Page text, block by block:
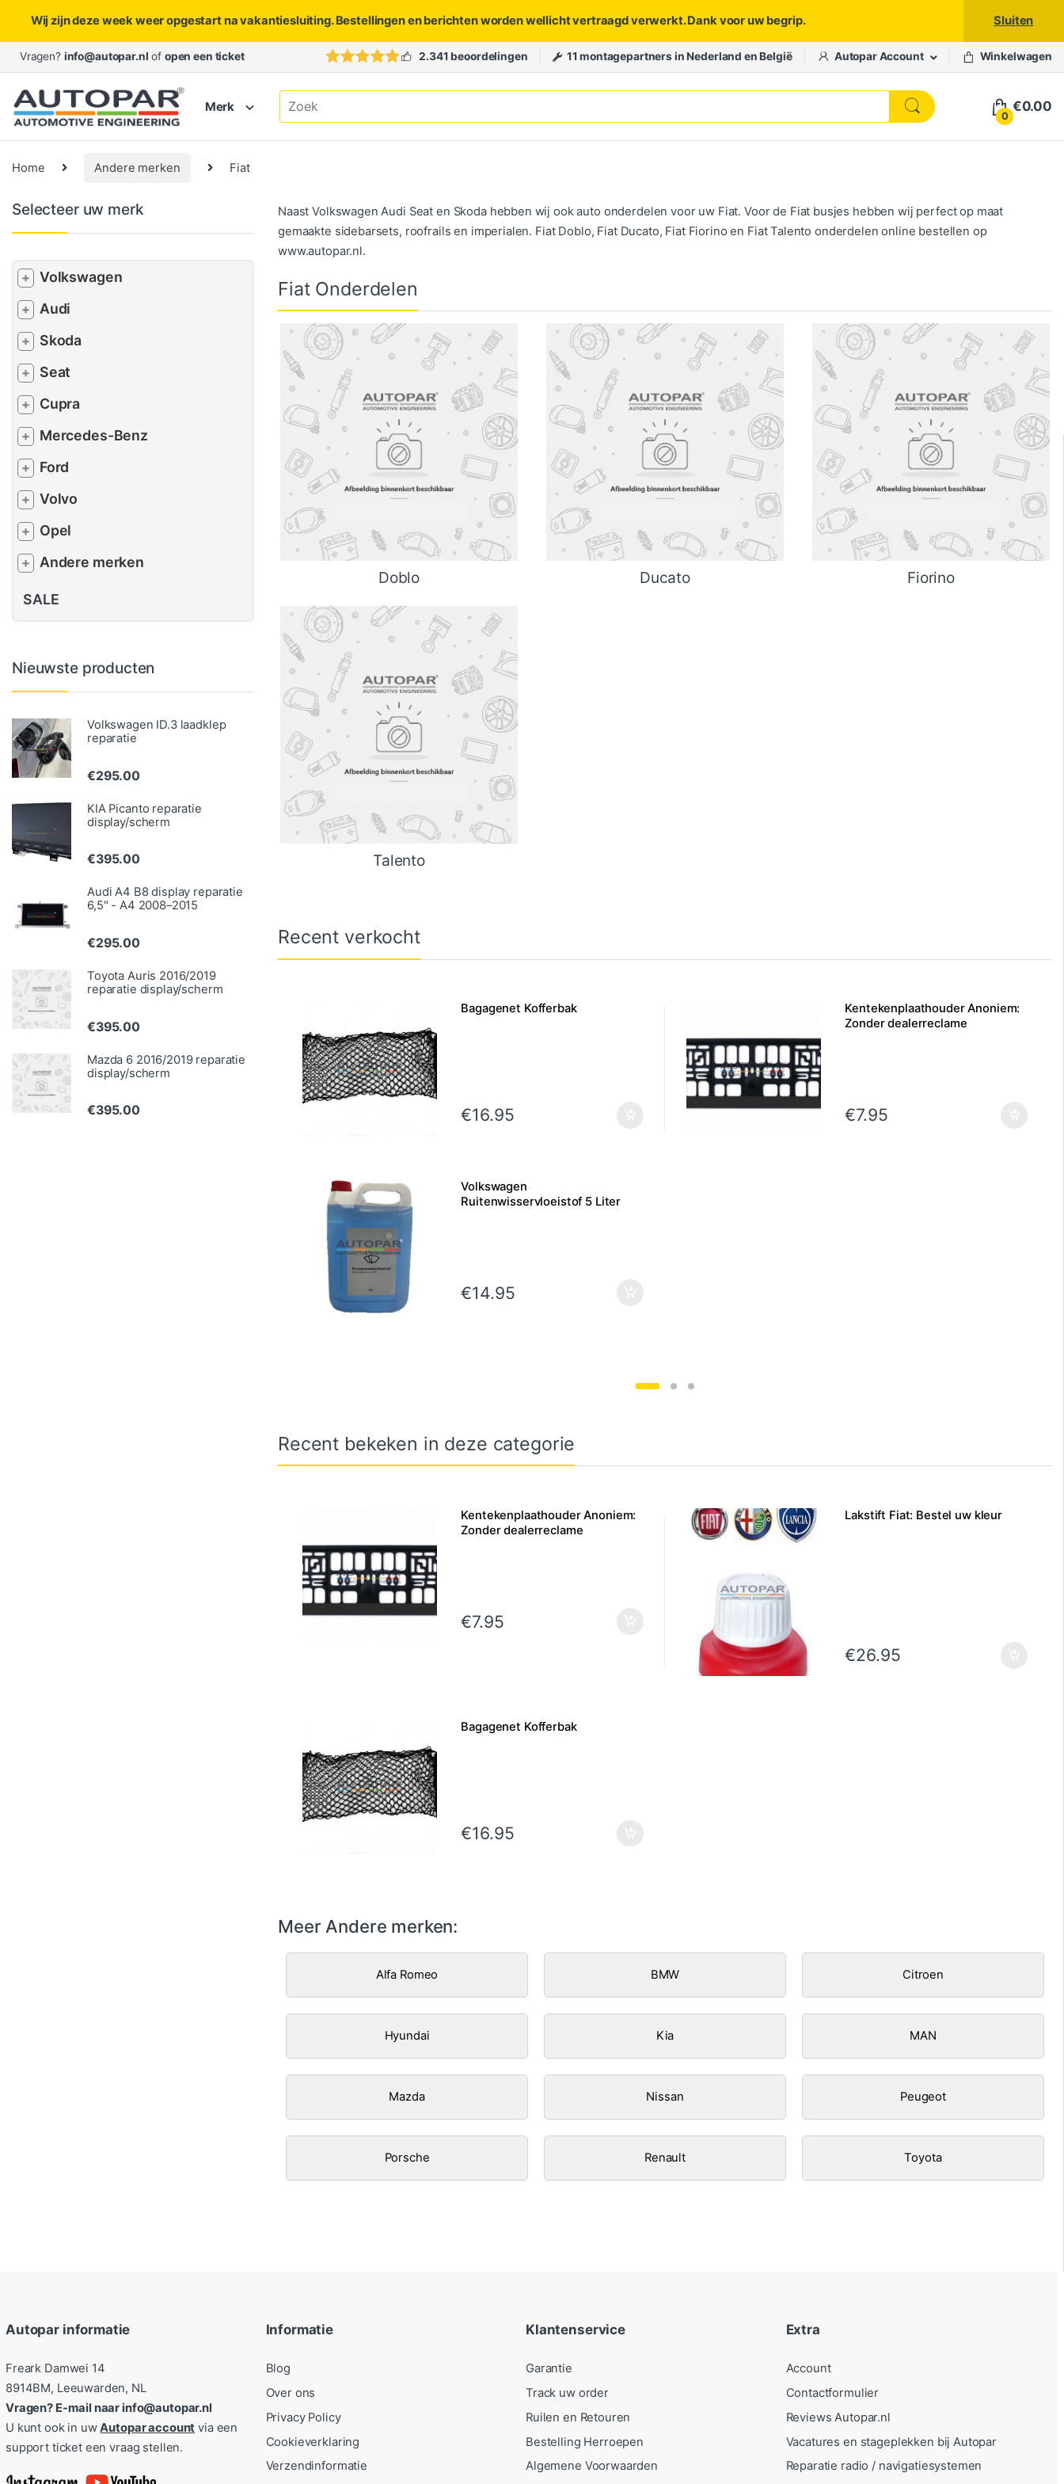
Wij zijn deze week weer opgestart na vakantiesluiting. Bestellingen en berichten worden wellicht vertraagd verwerkt. Dank voor uw begrip. Sluiten
Skip to navigation
Skip to content
Vragen? info@autopar.nl of open een ticket 2.341 beoordelingen 11 montagepartners in Nederland en België Autopar Account Winkelwagen
Merk
Search for:
0
€0.00
Home Andere merken Fiat
Naast Volkswagen Audi Seat en Skoda hebben wij ook auto onderdelen voor uw Fiat. Voor de Fiat busjes hebben wij perfect op maat
gemaakte sidebarsets, roofrails en imperialen. Fiat Doblo, Fiat Ducato, Fiat Fiorino en Fiat Talento onderdelen online bestellen op
www.autopar.nl.
Fiat Onderdelen
Doblo Ducato Fiorino
Talento
Recent verkocht
Bagagenet Kofferbak
€16.95
Kentekenplaathouder Anoniem:
Zonder dealerreclame
€7.95
Volkswagen
Ruitenwisservloeistof 5 Liter
€14.95
Recent bekeken in deze categorie
Kentekenplaathouder Anoniem:
Zonder dealerreclame
€7.95
Lakstift Fiat: Bestel uw kleur
€26.95
Bagagenet Kofferbak
€16.95
Meer Andere merken:
Alfa Romeo BMW Citroen
Hyundai Kia MAN
Mazda Nissan Peugeot
Porsche Renault Toyota
Selecteer uw merk
+ Volkswagen
+ Audi
+ Skoda
+ Seat
+ Cupra
+ Mercedes-Benz
+ Ford
+ Volvo
+ Opel
+ Andere merken
SALE
Nieuwste producten
Volkswagen ID.3 laadklep
reparatie
€295.00
KIA Picanto reparatie
display/scherm
€395.00
Audi A4 B8 display reparatie
6,5" - A4 2008–2015
€295.00
Toyota Auris 2016/2019
reparatie display/scherm
€395.00
Mazda 6 2016/2019 reparatie
display/scherm
€395.00
Autopar informatie
Freark Damwei 14
8914BM, Leeuwarden, NL
Vragen? E-mail naar info@autopar.nl
U kunt ook in uwAutopar account via een
support ticket een vraag stellen.
Informatie
Blog
Over ons
Privacy Policy
Cookieverklaring
Verzendinformatie
Klantenservice
Garantie
Track uw order
Ruilen en Retouren
Bestelling Herroepen
Algemene Voorwaarden
Extra
Account
Contactformulier
Reviews Autopar.nl
Vacatures en stageplekken bij Autopar
Reparatie radio / navigatiesystemen